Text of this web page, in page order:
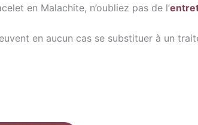
en Malachite, n’oubliez pas de l’
en aucun cas se substituer à un